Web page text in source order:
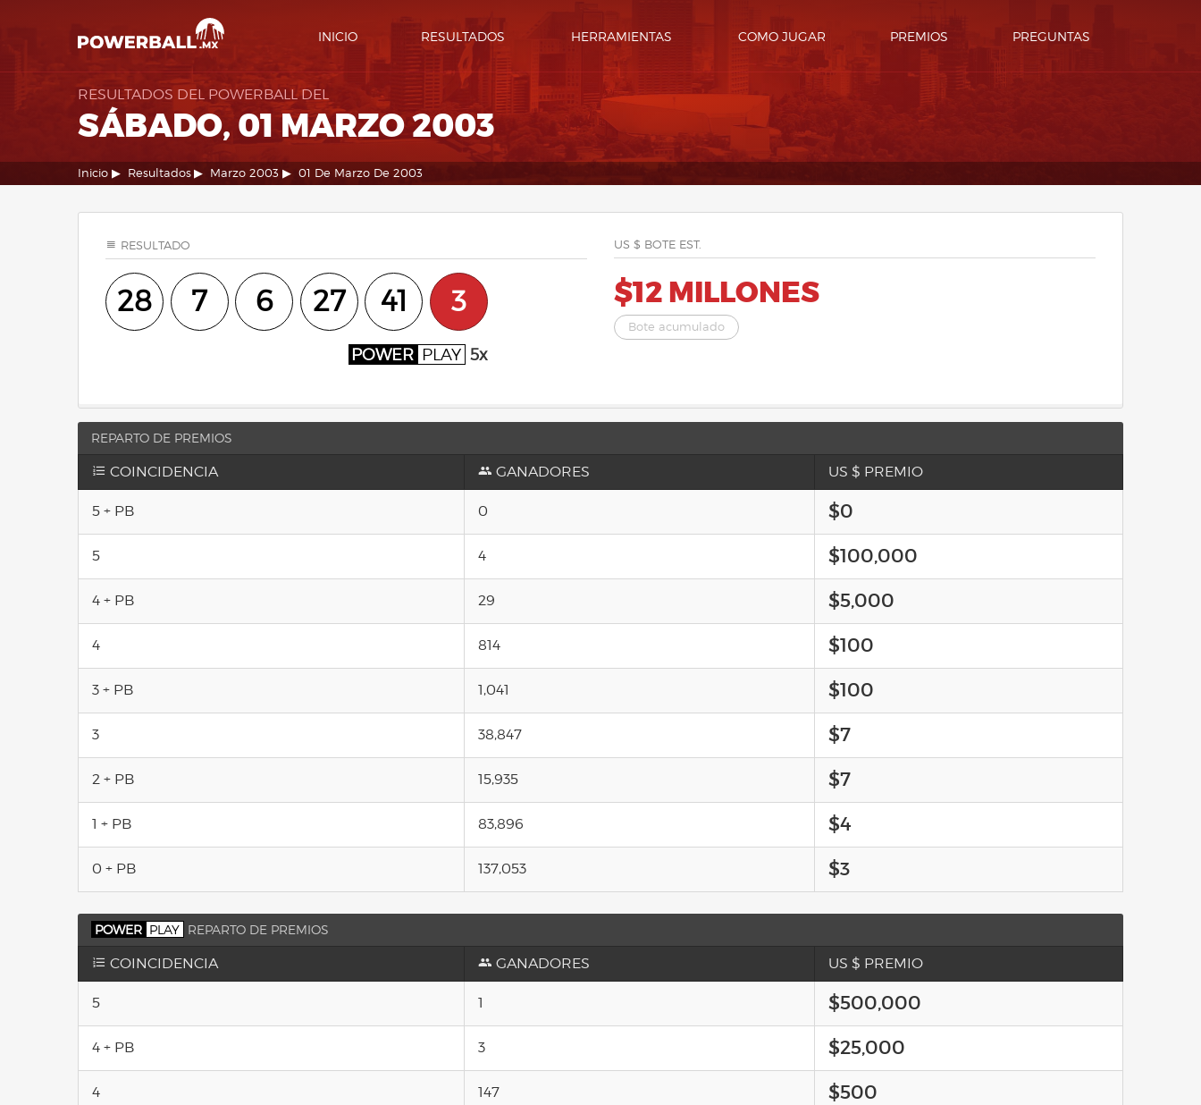
INICIO RESULTADOS HERRAMIENTAS COMO JUGAR PREMIOS PREGUNTAS
RESULTADOS DEL POWERBALL DEL
SÁBADO, 01 MARZO 2003
Inicio Resultados Marzo 2003 01 De Marzo De 2003
RESULTADO
28 7 6 27 41 3
POWER PLAY 5x
US $ BOTE EST.
$12 MILLONES
Bote acumulado
REPARTO DE PREMIOS
COINCIDENCIA GANADORES US $ PREMIO
5 + PB 0 $0
5 4 $100,000
4 + PB 29 $5,000
4 814 $100
3 + PB 1,041 $100
3 38,847 $7
2 + PB 15,935 $7
1 + PB 83,896 $4
0 + PB 137,053 $3
POWER PLAY REPARTO DE PREMIOS
COINCIDENCIA GANADORES US $ PREMIO
5 1 $500,000
4 + PB 3 $25,000
4 147 $500